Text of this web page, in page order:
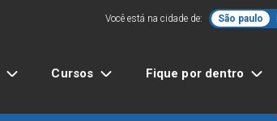
Você está na cidade de: São paulo
Cursos Fique por dentro